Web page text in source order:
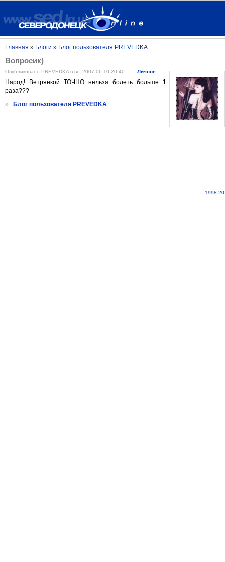
Главная » Блоги » Блог пользователя PREVEDKA
Вопросик)
Опубликовано PREVEDKA в вс, 2007-06-10 20:40. Личное
Народ! Ветрянкой ТОЧНО нельзя болеть больше 1
раза???
»
Блог пользователя PREVEDKA
1998-